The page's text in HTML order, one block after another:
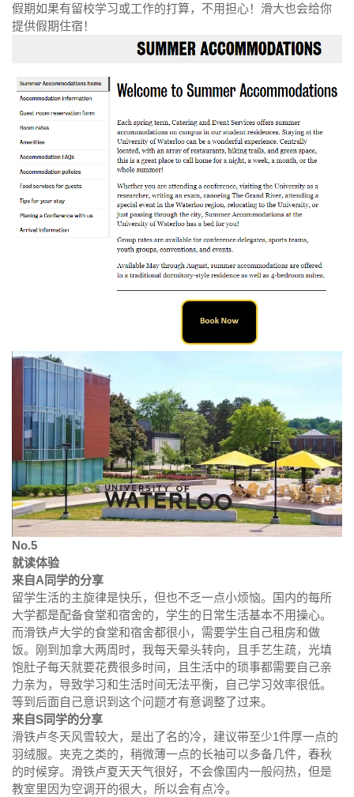
假期如果有留校学习或工作的打算，不用担心！滑大也会给你
提供假期住宿！
No.5
就读体验
来自A同学的分享
留学生活的主旋律是快乐，但也不乏一点小烦恼。国内的每所
大学都是配备食堂和宿舍的，学生的日常生活基本不用操心。
而滑铁卢大学的食堂和宿舍都很小，需要学生自己租房和做
饭。刚到加拿大两周时，我每天晕头转向，且手艺生疏，光填
饱肚子每天就要花费很多时间，且生活中的琐事都需要自己亲
力亲为，导致学习和生活时间无法平衡，自己学习效率很低。
等到后面自己意识到这个问题才有意调整了过来。
来自S同学的分享
滑铁卢冬天风雪较大，是出了名的冷，建议带至少1件厚一点的
羽绒服。夹克之类的，稍微薄一点的长袖可以多备几件，春秋
的时候穿。滑铁卢夏天天气很好，不会像国内一般闷热，但是
教室里因为空调开的很大，所以会有点冷。